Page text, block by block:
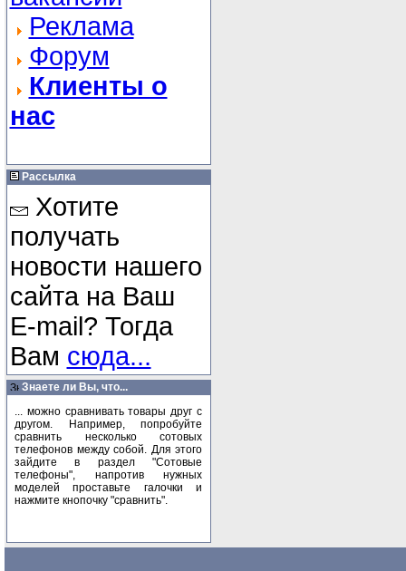
Реклама
Форум
Клиенты о
нас
Рассылка
Хотите
получать
новости нашего
сайта на Ваш
E-mail? Тогда
Вам сюда...
Знаете ли Вы, что...
... можно сравнивать товары друг с
другом. Например, попробуйте
сравнить несколько сотовых
телефонов между собой. Для этого
зайдите в раздел "Сотовые
телефоны", напротив нужных
моделей проставьте галочки и
нажмите кнопочку "сравнить".